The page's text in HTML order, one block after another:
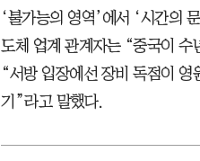
‘불가능의 영역’에서 ‘시간의
도체 업계 관계자는 “중국이 수
“서방 입장에선 장비 독점이
기”라고 말했다.